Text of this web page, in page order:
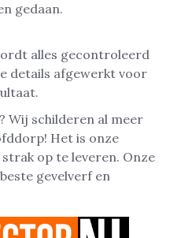
gedaan.
alles gecontroleerd
details afgewerkt voor
Wij schilderen al meer
Het is onze
op te leveren. Onze
gevelverf en